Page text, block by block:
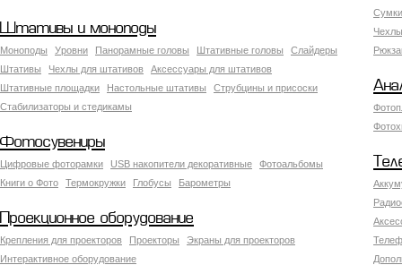
Штативы и моноподы
Моноподы Уровни Панорамные головы Штативные головы
Слайдеры
Штативы
Чехлы для штативов
Аксессуары для штативов
Штативные площадки
Настольные штативы
Струбцины и присоски
Стабилизаторы и стедикамы
Фотосувениры
Цифровые фоторамки USB накопители декоративные
Фотоальбомы
Книги о Фото
Термокружки Глобусы Барометры
Проекционное оборудование
Крепления для проекторов Проекторы
Экраны для проекторов
Интерактивное оборудование